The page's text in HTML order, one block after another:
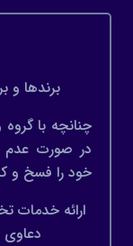
برندها و
چنانچه با گروه
در صورت عدم
خود را فسخ و
ارائه خدمات
دعاوی